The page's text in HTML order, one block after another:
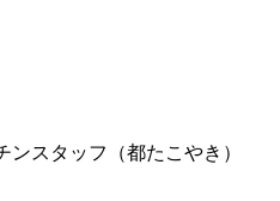
スタッフ（都たこやき）